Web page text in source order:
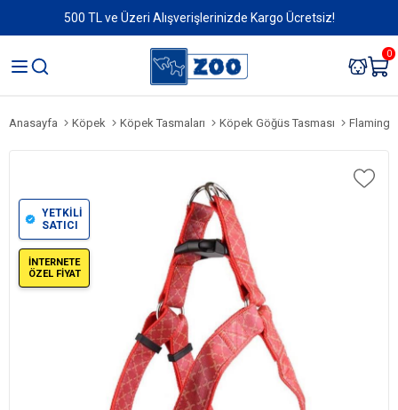
500 TL ve Üzeri Alışverişlerinizde Kargo Ücretsiz!
0
Anasayfa Köpek Köpek Tasmaları Köpek Göğüs Tasması Flamingo
YETKİLİ
SATICI
İNTERNETE
ÖZEL FİYAT